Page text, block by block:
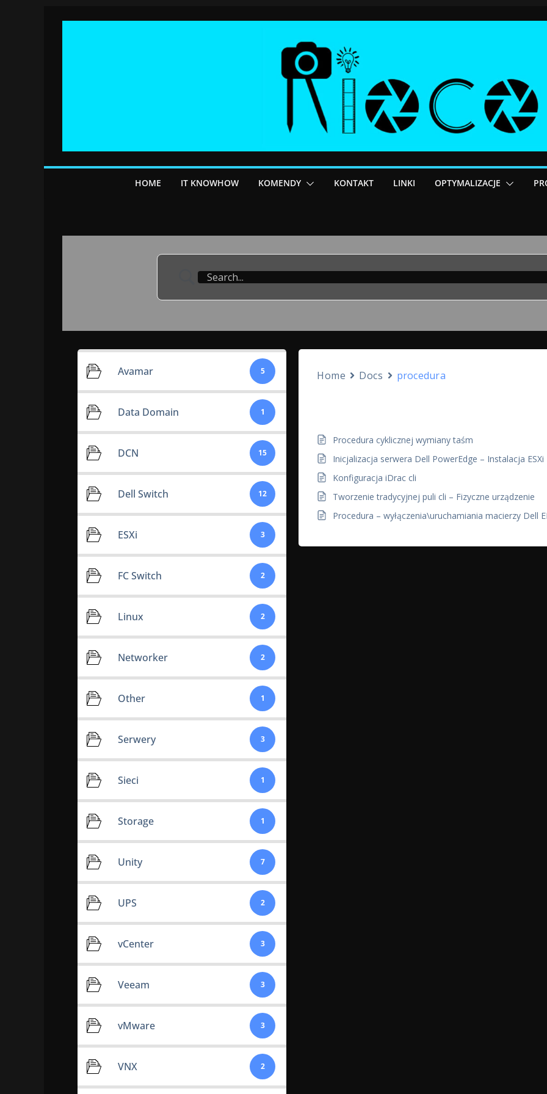
HOME IT KNOWHOW KOMENDY KONTAKT LINKI OPTYMALIZACJE
Avamar 5
Data Domain 1
DCN 15
Dell Switch 12
ESXi 3
FC Switch 2
Linux 2
Networker 2
Other 1
Serwery 3
Sieci 1
Storage 1
Unity 7
UPS 2
vCenter 3
Veeam 3
vMware 3
VNX 2
Home Docs procedura
Procedura cyklicznej wymiany taśm
Inicjalizacja serwera Dell PowerEdge – Instalacja ESXi
Konfiguracja iDrac cli
Tworzenie tradycyjnej puli cli – Fizyczne urządzenie
Procedura – wyłączenia\uruchamiania macierzy Dell